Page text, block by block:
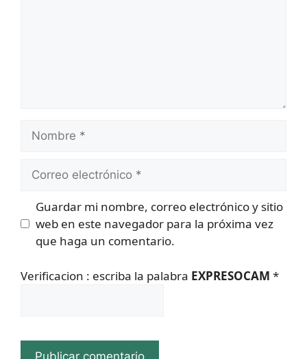
Nombre
Correo
Guardar mi nombre, correo electrónico y sitio
web en este navegador para la próxima vez
que haga un comentario.
Verificacion : escriba la palabra EXPRESOCAM *